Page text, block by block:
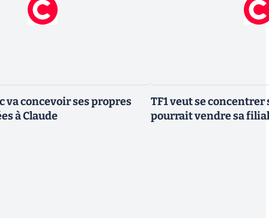
va concevoir ses propres
à Claude
TF1 veut se
pourrait vendre sa